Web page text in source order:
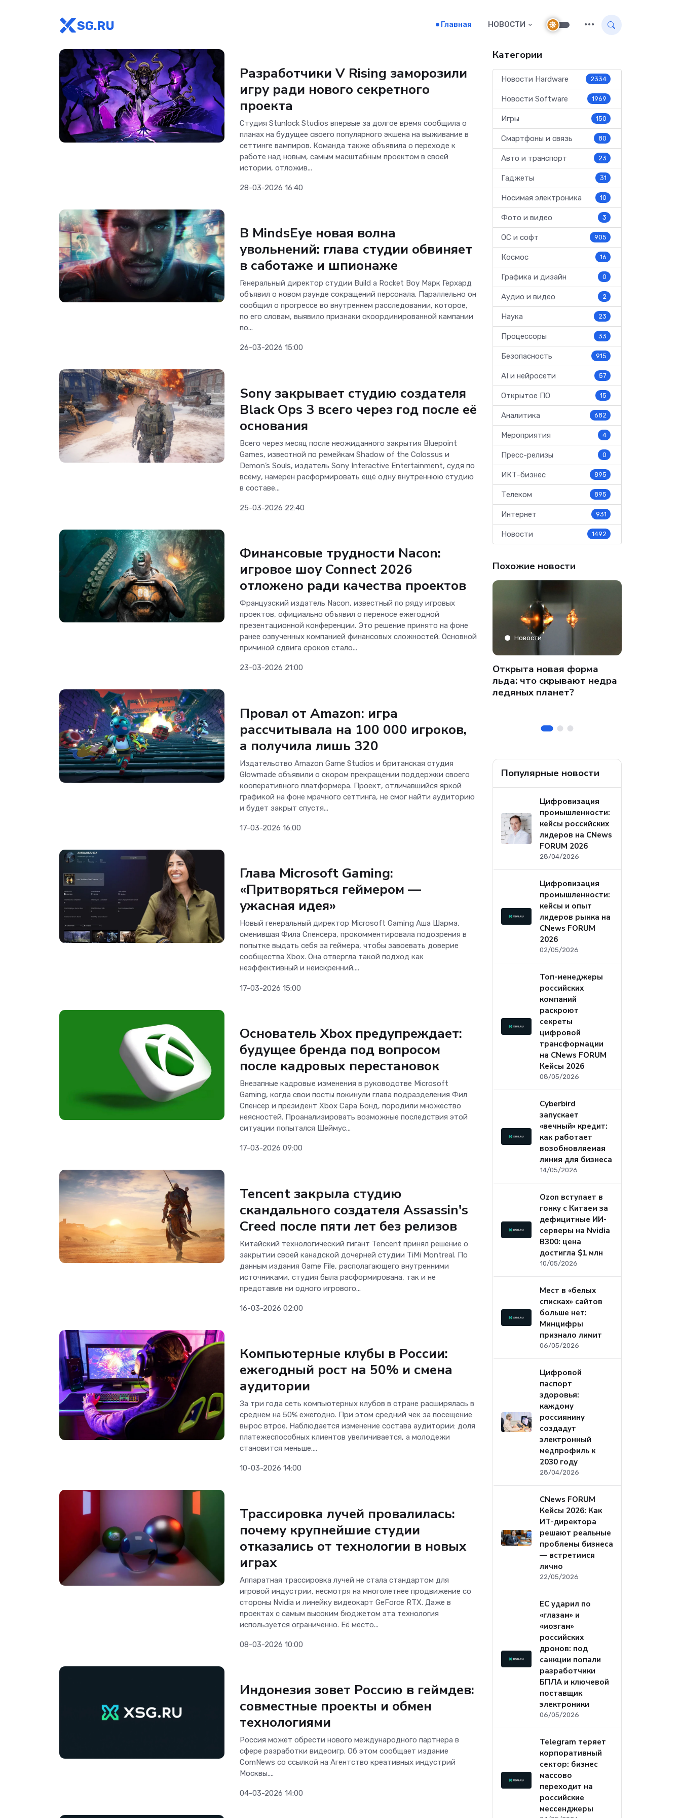
SG.RU Главная НОВОСТИ
Разработчики V Rising заморозили
игру ради нового секретного
проекта
Студия Stunlock Studios впервые за долгое время сообщила о
планах на будущее своего популярного экшена на выживание в
сеттинге вампиров. Команда также объявила о переходе к
работе над новым, самым масштабным проектом в своей
истории, отложив...
28-03-2026 16:40
В MindsEye новая волна
увольнений: глава студии обвиняет
в саботаже и шпионаже
Генеральный директор студии Build a Rocket Boy Марк Герхард
объявил о новом раунде сокращений персонала. Параллельно он
сообщил о прогрессе во внутреннем расследовании, которое,
по его словам, выявило признаки скоординированной кампании
по...
26-03-2026 15:00
Sony закрывает студию создателя
Black Ops 3 всего через год после её
основания
Всего через месяц после неожиданного закрытия Bluepoint
Games, известной по ремейкам Shadow of the Colossus и
Demon’s Souls, издатель Sony Interactive Entertainment, судя по
всему, намерен расформировать ещё одну внутреннюю студию
в составе...
25-03-2026 22:40
Финансовые трудности Nacon:
игровое шоу Connect 2026
отложено ради качества проектов
Французский издатель Nacon, известный по ряду игровых
проектов, официально объявил о переносе ежегодной
презентационной конференции. Это решение принято на фоне
ранее озвученных компанией финансовых сложностей. Основной
причиной сдвига сроков стало...
23-03-2026 21:00
Провал от Amazon: игра
рассчитывала на 100 000 игроков,
а получила лишь 320
Издательство Amazon Game Studios и британская студия
Glowmade объявили о скором прекращении поддержки своего
кооперативного платформера. Проект, отличавшийся яркой
графикой на фоне мрачного сеттинга, не смог найти аудиторию
и будет закрыт спустя...
17-03-2026 16:00
Глава Microsoft Gaming:
«Притворяться геймером —
ужасная идея»
Новый генеральный директор Microsoft Gaming Аша Шарма,
сменившая Фила Спенсера, прокомментировала подозрения в
попытке выдать себя за геймера, чтобы завоевать доверие
сообщества Xbox. Она отвергла такой подход как
неэффективный и неискренний....
17-03-2026 15:00
Основатель Xbox предупреждает:
будущее бренда под вопросом
после кадровых перестановок
Внезапные кадровые изменения в руководстве Microsoft
Gaming, когда свои посты покинули глава подразделения Фил
Спенсер и президент Xbox Сара Бонд, породили множество
неясностей. Проанализировать возможные последствия этой
ситуации попытался Шеймус...
17-03-2026 09:00
Tencent закрыла студию
скандального создателя Assassin's
Creed после пяти лет без релизов
Китайский технологический гигант Tencent принял решение о
закрытии своей канадской дочерней студии TiMi Montreal. По
данным издания Game File, располагающего внутренними
источниками, студия была расформирована, так и не
представив ни одного игрового...
16-03-2026 02:00
Компьютерные клубы в России:
ежегодный рост на 50% и смена
аудитории
За три года сеть компьютерных клубов в стране расширялась в
среднем на 50% ежегодно. При этом средний чек за посещение
вырос втрое. Наблюдается изменение состава аудитории: доля
платежеспособных клиентов увеличивается, а молодежи
становится меньше....
10-03-2026 14:00
Трассировка лучей провалилась:
почему крупнейшие студии
отказались от технологии в новых
играх
Аппаратная трассировка лучей не стала стандартом для
игровой индустрии, несмотря на многолетнее продвижение со
стороны Nvidia и линейку видеокарт GeForce RTX. Даже в
проектах с самым высоким бюджетом эта технология
используется ограниченно. Её место...
08-03-2026 10:00
Индонезия зовет Россию в геймдев:
совместные проекты и обмен
технологиями
Россия может обрести нового международного партнера в
сфере разработки видеоигр. Об этом сообщает издание
ComNews со ссылкой на Агентство креативных индустрий
Москвы....
04-03-2026 14:00
Категории
Новости Hardware 2334
Новости Software 1969
Игры 150
Смартфоны и связь 80
Авто и транспорт 23
Гаджеты 31
Носимая электроника 10
Фото и видео 3
ОС и софт 905
Космос 16
Графика и дизайн 0
Аудио и видео 2
Наука 23
Процессоры 33
Безопасность 915
AI и нейросети 57
Открытое ПО 15
Аналитика 682
Мероприятия 4
Пресс-релизы 0
ИКТ-бизнес 895
Телеком 895
Интернет 931
Новости 1492
Похожие новости
Телеком
Вод до Кисловодска
Новости
Открыта новая форма
льда: что скрывают недра
ледяных планет?
Популярные новости
Цифровизация
промышленности:
кейсы российских
лидеров на CNews
FORUM 2026
28/04/2026
Цифровизация
промышленности:
кейсы и опыт
лидеров рынка на
CNews FORUM
2026
02/05/2026
Топ-менеджеры
российских
компаний
раскроют
секреты
цифровой
трансформации
на CNews FORUM
Кейсы 2026
08/05/2026
Cyberbird
запускает
«вечный» кредит:
как работает
возобновляемая
линия для бизнеса
14/05/2026
Ozon вступает в
гонку с Китаем за
дефицитные ИИ-
серверы на Nvidia
B300: цена
достигла $1 млн
10/05/2026
Мест в «белых
списках» сайтов
больше нет:
Минцифры
признало лимит
06/05/2026
Цифровой
паспорт
здоровья:
каждому
россиянину
создадут
электронный
медпрофиль к
2030 году
28/04/2026
CNews FORUM
Кейсы 2026: Как
ИТ-директора
решают реальные
проблемы бизнеса
— встретимся
лично
22/05/2026
ЕС ударил по
«глазам» и
«мозгам»
российских
дронов: под
санкции попали
разработчики
БПЛА и ключевой
поставщик
электроники
06/05/2026
Telegram теряет
корпоративный
сектор: бизнес
массово
переходит на
российские
мессенджеры